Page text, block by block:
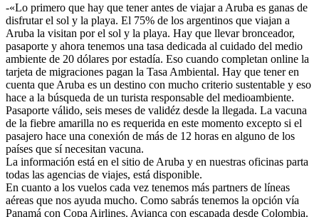
-«Lo primero que hay que tener antes de viajar a Aruba es ganas de
disfrutar el sol y la playa. El 75% de los argentinos que viajan a
Aruba la visitan por el sol y la playa. Hay que llevar bronceador,
pasaporte y ahora tenemos una tasa dedicada al cuidado del medio
ambiente de 20 dólares por estadía. Eso cuando completan online la
tarjeta de migraciones pagan la Tasa Ambiental. Hay que tener en
cuenta que Aruba es un destino con mucho criterio sustentable y eso
hace a la búsqueda de un turista responsable del medioambiente.
Pasaporte válido, seis meses de validéz desde la llegada. La vacuna
de la fiebre amarilla no es requerida en este momento excepto si el
pasajero hace una conexión de más de 12 horas en alguno de los
países que sí necesitan vacuna.
La información está en el sitio de Aruba y en nuestras oficinas parta
todas las agencias de viajes, está disponible.
En cuanto a los vuelos cada vez tenemos más partners de líneas
aéreas que nos ayuda mucho. Como sabrás tenemos la opción vía
Panamá con Copa Airlines. Avianca con escapada desde Colombia.